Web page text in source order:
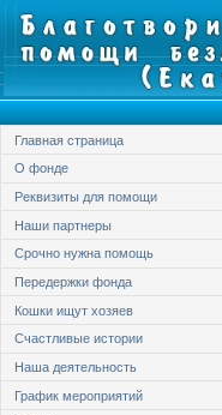
Главная страница
О фонде
Реквизиты для помощи
Наши партнеры
Срочно нужна помощь
Передержки фонда
Кошки ищут хозяев
Счастливые истории
Наша деятельность
График мероприятий